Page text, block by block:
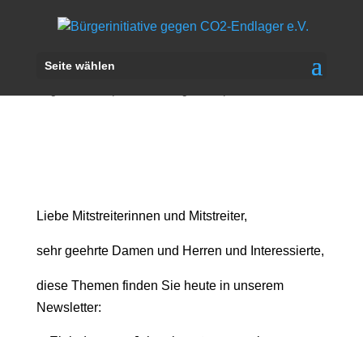
Seite wählen
Newsletter, Juli 2021
Liebe Mitstreiterinnen und Mitstreiter,
sehr geehrte Damen und Herren und Interessierte,
diese Themen finden Sie heute in unserem
Newsletter: